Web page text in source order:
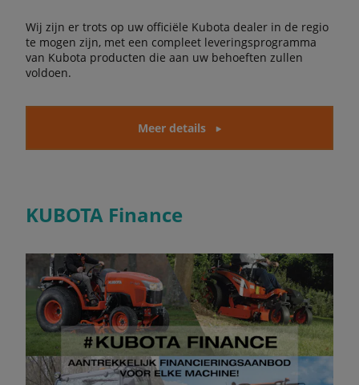
Wij zijn er trots op uw officiële Kubota dealer in de regio
te mogen zijn, met een compleet leveringsprogramma
van Kubota producten die aan uw behoeften zullen
voldoen.
Meer details
KUBOTA Finance